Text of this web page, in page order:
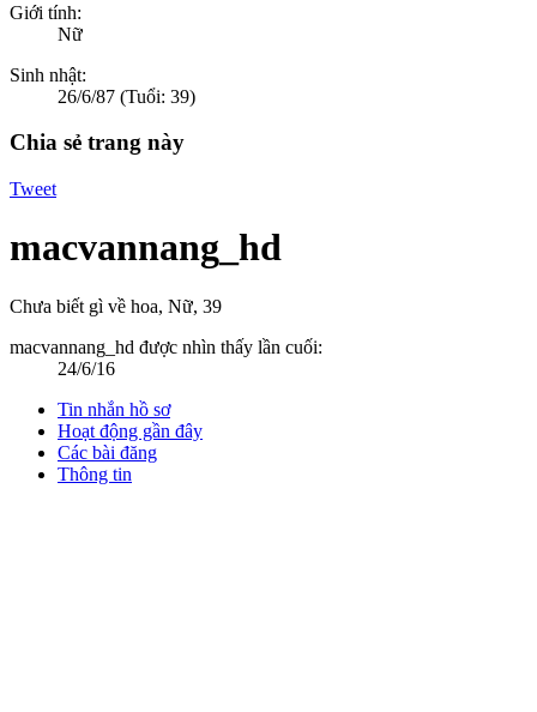
Giới tính:
Nữ
Sinh nhật:
26/6/87 (Tuổi: 39)
Chia sẻ trang này
Tweet
macvannang_hd
Chưa biết gì về hoa, Nữ, 39
macvannang_hd được nhìn thấy lần cuối:
24/6/16
Tin nhắn hồ sơ
Hoạt động gần đây
Các bài đăng
Thông tin